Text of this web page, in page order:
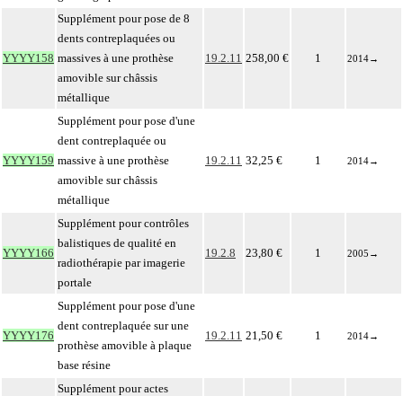
YYYY158
Supplément pour pose de 8
dents contreplaquées ou
massives à une prothèse
amovible sur châssis
métallique
19.2.11 258,00 € 1 2014→
YYYY159
Supplément pour pose d'une
dent contreplaquée ou
massive à une prothèse
amovible sur châssis
métallique
19.2.11 32,25 € 1 2014→
YYYY166
Supplément pour contrôles
balistiques de qualité en
radiothérapie par imagerie
portale
19.2.8 23,80 € 1 2005 →
YYYY176
Supplément pour pose d'une
dent contreplaquée sur une
prothèse amovible à plaque
base résine
19.2.11 21,50 € 1 2014→
Supplément pour actes